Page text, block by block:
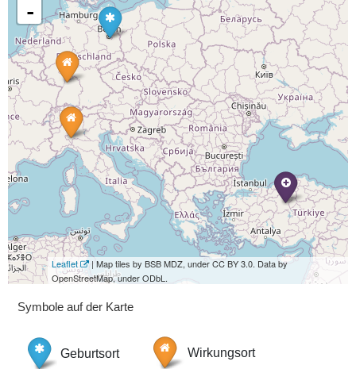
-
Leaflet
| Map tiles by BSB MDZ, under CC BY 3.0. Data by
OpenStreetMap, under ODbL.
Symbole auf der Karte
Geburtsort Wirkungsort